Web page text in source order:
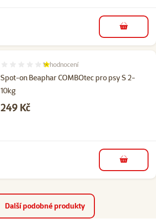
do košíku
Spot-on Beaphar COMBOtec pro psy S 2-
10kg
Hodnocení 20%, počet hodnocení: 1
1×hodnocení
Cena
249 Kč
do košíku
Další podobné produkty